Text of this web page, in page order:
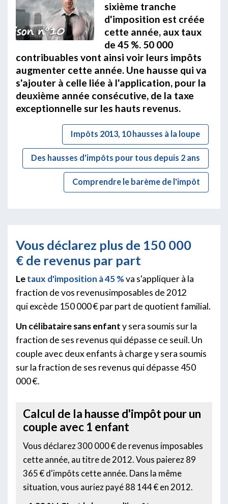
sixième tranche
d'imposition est créée
cette année, aux taux
de 45 %. 50 000
contribuables vont ainsi voir leurs impôts
augmenter cette année. Une hausse qui va
s'ajouter à celle liée à l'application, pour la
deuxième année consécutive, de la taxe
exceptionnelle sur les hauts revenus.
Impôts 2013, 10 hausses à la loupe
Des hausses d'impôts pour tous depuis 2 ans
Comprendre le barème de l'impôt
Vous déclarez plus de 150 000
€ de revenus par part
Letaux d'imposition à 45 %va s'appliquer à la
fraction de vos revenusimposables de 2012
qui excède 150 000 € par part de quotient familial.
Un célibataire sans enfanty sera soumis sur la
fraction de ses revenus qui dépasse ce seuil. Un
couple avec deux enfants à charge y sera soumis
sur la fraction de ses revenus qui dépasse 450
000 €.
Calcul de la hausse d'impôt pour un
couple avec 1 enfant
Vous déclarez 300 000 € de revenus imposables
cette année, au titre de 2012. Vous paierez 89
365 € d'impôts cette année. Dans la même
situation, vous auriez payé 88 144 € en 2012.